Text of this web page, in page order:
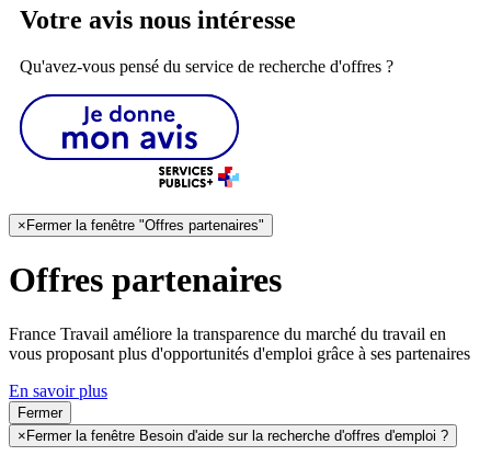
Votre avis nous intéresse
Qu'avez-vous pensé du service de recherche d'offres ?
× Fermer la fenêtre "Offres partenaires"
Offres partenaires
France Travail améliore la transparence du marché du travail en
vous proposant plus d'opportunités d'emploi grâce à ses partenaires
En savoir plus
Fermer
× Fermer la fenêtre Besoin d'aide sur la recherche d'offres d'emploi ?